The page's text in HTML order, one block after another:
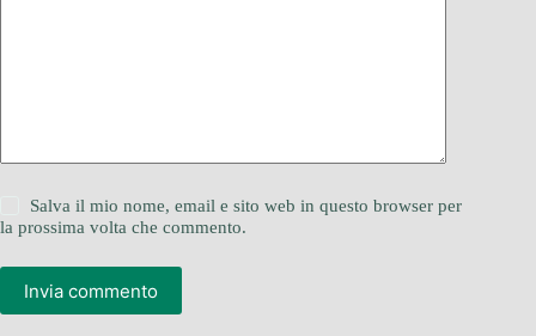
Salva il mio nome, email e sito web in questo browser per
la prossima volta che commento.
Invia commento